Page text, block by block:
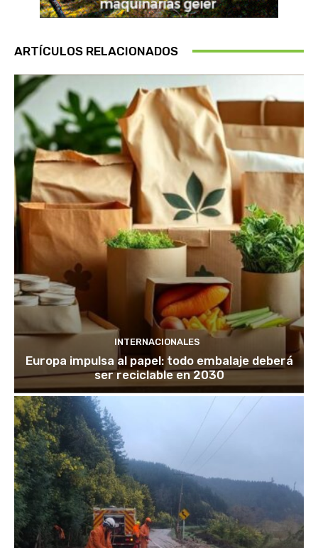
ARTÍCULOS RELACIONADOS
INTERNACIONALES
Europa impulsa al papel: todo embalaje deberá
ser reciclable en 2030